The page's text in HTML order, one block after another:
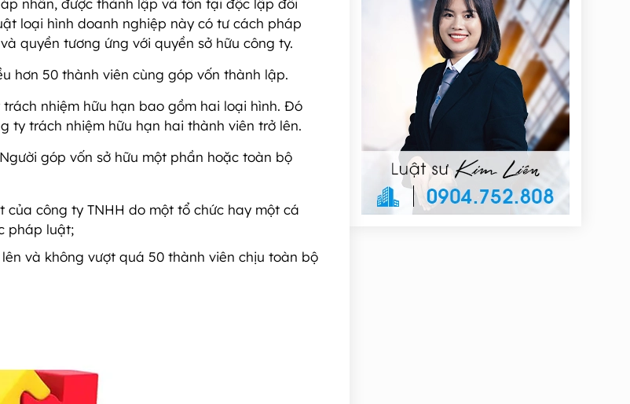
nhân, được thành lập và tồn tại độc lập đối
loại hình doanh nghiệp này có tư cách pháp
quyền tương ứng với quyền sở hữu công ty.
hơn 50 thành viên cùng góp vốn thành lập.
nhiệm hữu hạn bao gồm hai loại hình. Đó
ty trách nhiệm hữu hạn hai thành viên trở lên.
góp vốn sở hữu một phần hoặc toàn bộ
của công ty TNHH do một tổ chức hay một cá
pháp luật;
và không vượt quá 50 thành viên chịu toàn bộ